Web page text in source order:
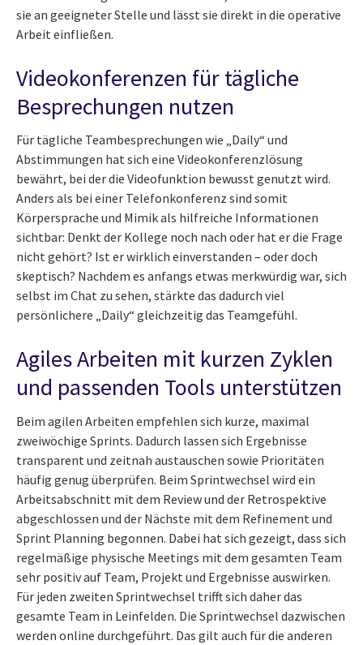
sie an geeigneter Stelle und lässt sie direkt in die operative
Arbeit einfließen.
Videokonferenzen für tägliche
Besprechungen nutzen
Für tägliche Teambesprechungen wie „Daily“ und
Abstimmungen hat sich eine Videokonferenzlösung
bewährt, bei der die Videofunktion bewusst genutzt wird.
Anders als bei einer Telefonkonferenz sind somit
Körpersprache und Mimik als hilfreiche Informationen
sichtbar: Denkt der Kollege noch nach oder hat er die Frage
nicht gehört? Ist er wirklich einverstanden – oder doch
skeptisch? Nachdem es anfangs etwas merkwürdig war, sich
selbst im Chat zu sehen, stärkte das dadurch viel
persönlichere „Daily“ gleichzeitig das Teamgefühl.
Agiles Arbeiten mit kurzen Zyklen
und passenden Tools unterstützen
Beim agilen Arbeiten empfehlen sich kurze, maximal
zweiwöchige Sprints. Dadurch lassen sich Ergebnisse
transparent und zeitnah austauschen sowie Prioritäten
häufig genug überprüfen. Beim Sprintwechsel wird ein
Arbeitsabschnitt mit dem Review und der Retrospektive
abgeschlossen und der Nächste mit dem Refinement und
Sprint Planning begonnen. Dabei hat sich gezeigt, dass sich
regelmäßige physische Meetings mit dem gesamten Team
sehr positiv auf Team, Projekt und Ergebnisse auswirken.
Für jeden zweiten Sprintwechsel trifft sich daher das
gesamte Team in Leinfelden. Die Sprintwechsel dazwischen
werden online durchgeführt. Das gilt auch für die anderen